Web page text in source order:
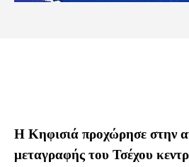
Η Κηφισιά προχώρησε στην
μεταγραφής του Τσέχου